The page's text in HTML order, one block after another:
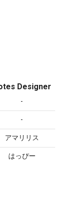
Designer
-
-
アマリリス
はっぴー